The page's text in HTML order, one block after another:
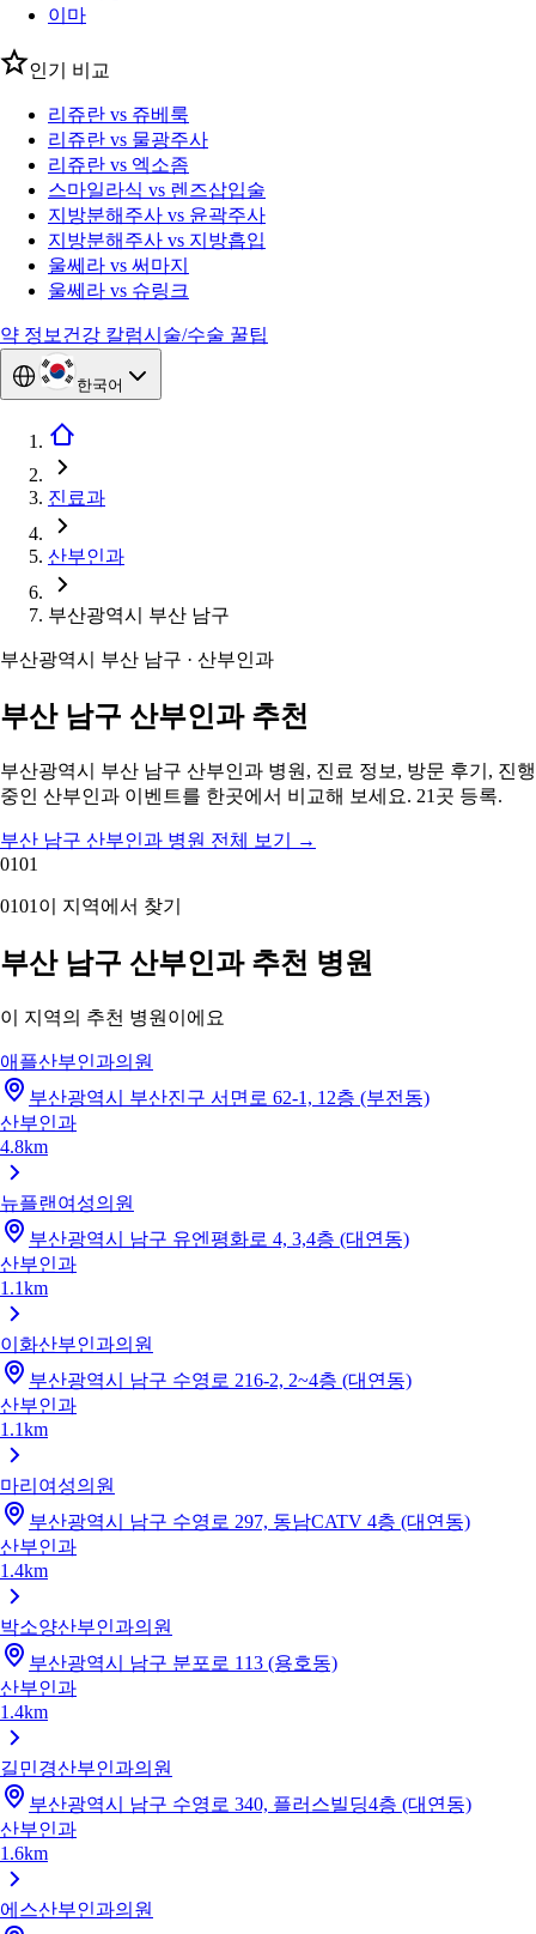
이마
인기 비교
리쥬란 vs 쥬베룩
리쥬란 vs 물광주사
리쥬란 vs 엑소좀
스마일라식 vs 렌즈삽입술
지방분해주사 vs 윤곽주사
지방분해주사 vs 지방흡입
울쎄라 vs 써마지
울쎄라 vs 슈링크
약 정보 건강 칼럼시술/수술 꿀팁
한국어
진료과
산부인과
부산광역시 부산 남구
부산광역시 부산 남구 · 산부인과
부산 남구 산부인과 추천
부산광역시 부산 남구 산부인과 병원, 진료 정보, 방문 후기, 진행
중인 산부인과 이벤트를 한곳에서 비교해 보세요. 21곳 등록.
부산 남구 산부인과 병원 전체 보기
→
0101
0101 이 지역에서 찾기
부산 남구 산부인과 추천 병원
이 지역의 추천 병원이에요
애플산부인과의원
부산광역시 부산진구 서면로 62-1, 12층 (부전동)
산부인과
4.8km
뉴플랜여성의원
부산광역시 남구 유엔평화로 4, 3,4층 (대연동)
산부인과
1.1km
이화산부인과의원
부산광역시 남구 수영로 216-2, 2~4층 (대연동)
산부인과
1.1km
마리여성의원
부산광역시 남구 수영로 297, 동남CATV 4층 (대연동)
산부인과
1.4km
박소양산부인과의원
부산광역시 남구 분포로 113 (용호동)
산부인과
1.4km
길민경산부인과의원
부산광역시 남구 수영로 340, 플러스빌딩4층 (대연동)
산부인과
1.6km
에스산부인과의원